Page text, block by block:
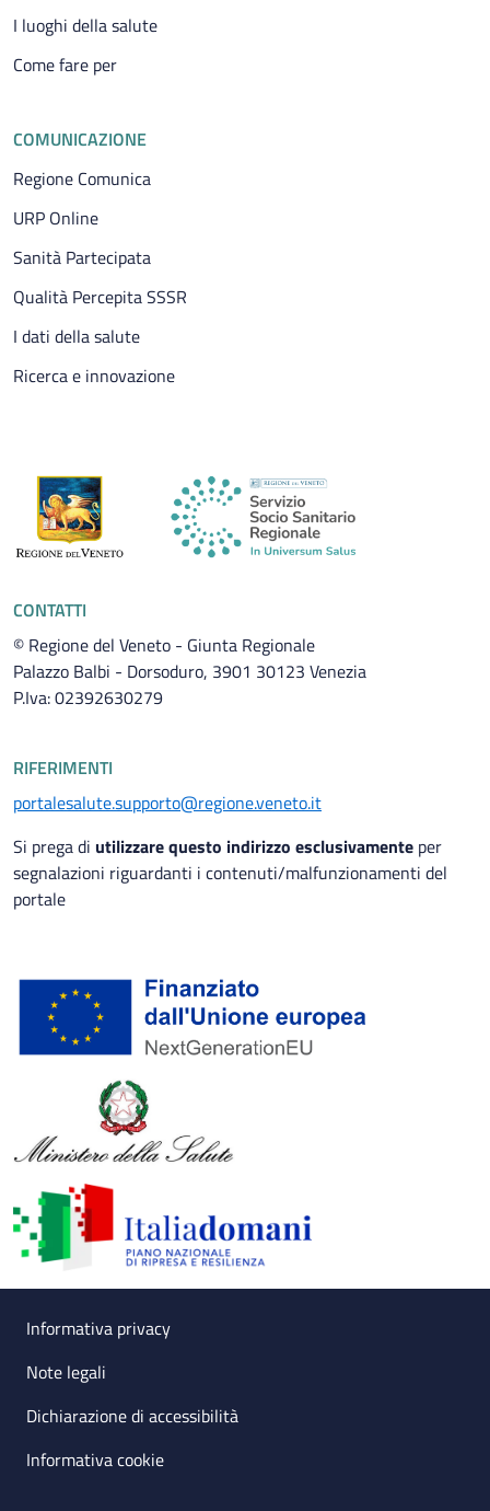
I luoghi della salute
Come fare per
COMUNICAZIONE
Regione Comunica
URP Online
Sanità Partecipata
Qualità Percepita SSSR
I dati della salute
Ricerca e innovazione
CONTATTI
© Regione del Veneto - Giunta Regionale
Palazzo Balbi - Dorsoduro, 3901 30123 Venezia
P.Iva: 02392630279
RIFERIMENTI
portalesalute.supporto@regione.veneto.it
Si prega di utilizzare questo indirizzo esclusivamente per
segnalazioni riguardanti i contenuti/malfunzionamenti del
portale
Small prints
Useful links section
Informativa privacy
Note legali
Dichiarazione di accessibilità
Informativa cookie